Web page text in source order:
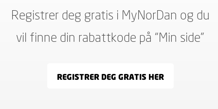
Registrer deg gratis i MyNorDan og du
vil finne din rabattkode på “Min side”
REGISTRER DEG GRATIS HER